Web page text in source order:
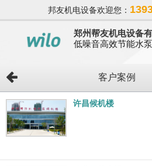
邦友机电设备欢迎您：
郑州帮友机电设备
低噪音高效节能水泵
客户案例
许昌候机楼